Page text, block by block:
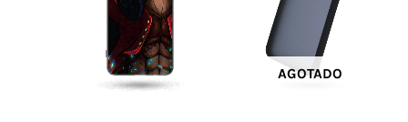
AGOTADO